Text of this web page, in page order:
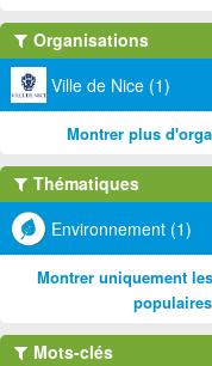
Organisations
Ville de Nice (1)
Montrer plus
Thématiques
Environnement (1)
Montrer uniquement
populaires
Mots-clés